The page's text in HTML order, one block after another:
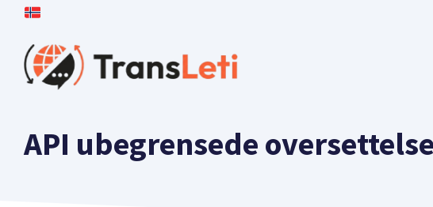
Hopp
Innhold
API ubegrensede